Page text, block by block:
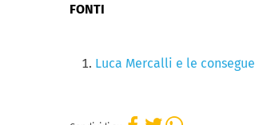
FONTI
Luca Mercalli e le